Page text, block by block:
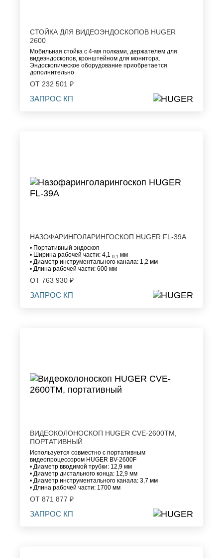
СТОЙКА ДЛЯ ВИДЕОЭНДОСКОПОВ HUGER
2600
Мобильная стойка с 4-мя полками, держателем для
видеэндоскопов, кронштейном для монитора.
Эндоскопическое оборудование приобретается
дополнительно
ОТ 232 501 ₽
ЗАПРОС КП
НАЗОФАРИНГОЛАРИНГОСКОП HUGER FL-39A
• Портативный эндоскоп
• Ширина рабочей части: 4,1-0,1 мм
• Диаметр инструментального канала: 1,2 мм
• Длина рабочей части: 600 мм
ОТ 763 930 ₽
ЗАПРОС КП
ВИДЕОКОЛОНОСКОП HUGER CVE-2600TM,
ПОРТАТИВНЫЙ
Используется совместно с портативным
видеопроцессором HUGER BV-2600F
• Диаметр вводимой трубки: 12,9 мм
• Диаметр дистального конца: 12,9 мм
• Диаметр инструментального канала: 3,7 мм
• Длина рабочей части: 1700 мм
ОТ 871 877 ₽
ЗАПРОС КП